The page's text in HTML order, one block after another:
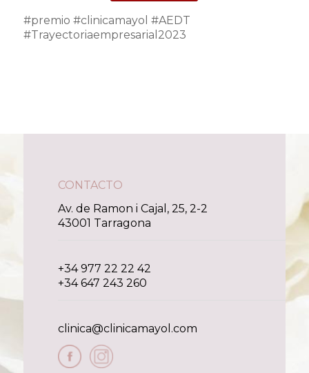
#premio #clinicamayol #AEDT
#Trayectoriaempresarial2023
CONTACTO
Av. de Ramon i Cajal, 25, 2-2
43001 Tarragona
+34 977 22 22 42
+34 647 243 260
clinica@clinicamayol.com